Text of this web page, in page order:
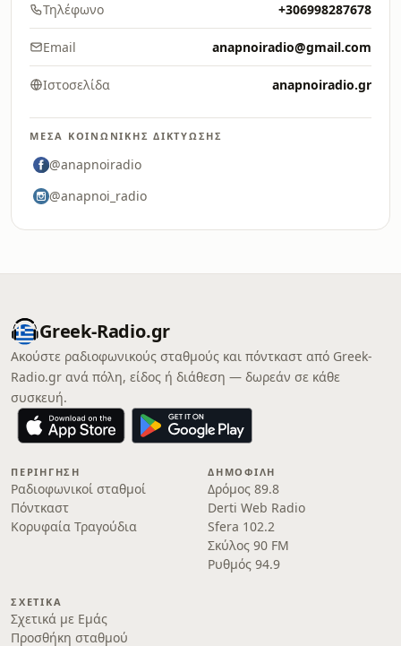
Τηλέφωνο +306998287678
Email anapnoiradio@gmail.com
Ιστοσελίδα anapnoiradio.gr
ΜΈΣΑ ΚΟΙΝΩΝΙΚΉΣ ΔΙΚΤΎΩΣΗΣ
@anapnoiradio
@anapnoi_radio
Greek-Radio.gr
Ακούστε ραδιοφωνικούς σταθμούς και πόντκαστ από Greek-
Radio.gr ανά πόλη, είδος ή διάθεση — δωρεάν σε κάθε
συσκευή.
ΠΕΡΙΉΓΗΣΗ
Ραδιοφωνικοί σταθμοί
Πόντκαστ
Κορυφαία Τραγούδια
ΔΗΜΟΦΙΛΉ
Δρόμος 89.8
Derti Web Radio
Sfera 102.2
Σκύλος 90 FM
Ρυθμός 94.9
ΣΧΕΤΙΚΆ
Σχετικά με Εμάς
Προσθήκη σταθμού